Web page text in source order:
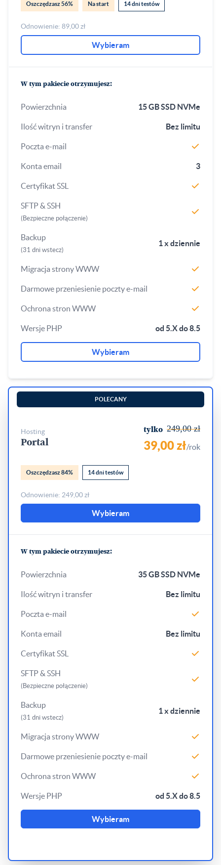
Oszczędzasz 56% Na start 14 dni testów
Odnowienie: 89,00 zł
Wybieram
W tym pakiecie otrzymujesz:
Powierzchnia 15 GB SSD NVMe
Ilość witryn i transfer Bez limitu
Poczta e-mail
Konta email 3
Certyfikat SSL
SFTP & SSH
(Bezpieczne połączenie)
Backup
(31 dni wstecz)
1 x dziennie
Migracja strony WWW
Darmowe przeniesienie poczty e-mail
Ochrona stron WWW
Wersje PHP od 5.X do 8.5
Wybieram
POLECANY
hosting
Portal
tylko 249,00 zł
39,00 zł/rok
Oszczędzasz 84% 14 dni testów
Odnowienie: 249,00 zł
Wybieram
W tym pakiecie otrzymujesz:
Powierzchnia 35 GB SSD NVMe
Ilość witryn i transfer Bez limitu
Poczta e-mail
Konta email Bez limitu
Certyfikat SSL
SFTP & SSH
(Bezpieczne połączenie)
Backup
(31 dni wstecz)
1 x dziennie
Migracja strony WWW
Darmowe przeniesienie poczty e-mail
Ochrona stron WWW
Wersje PHP od 5.X do 8.5
Wybieram